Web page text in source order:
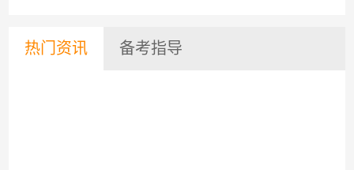
热门资讯 备考指导